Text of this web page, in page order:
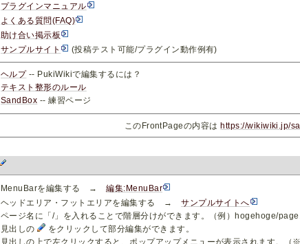
プラグインマニュアル
よくある質問(FAQ)
助け合い掲示板
サンプルサイト
(投稿テスト可能/プラグイン動作例有)
ヘルプ-- PukiWikiで編集するには？
テキスト整形のルール
SandBox -- 練習ページ
このFrontPageの内容はhttps://wikiwiki.jp/
MenuBarを編集する →編集:MenuBar
ヘッドエリア・フットエリアを編集する →サンプルサイトへ
ページ名に「/」を入れることで階層分けができます。（例）hogehoge/
見出しの
をクリックして部分編集ができます。
見出しの上で左クリックすると、ポップアップメニューが表示されます。